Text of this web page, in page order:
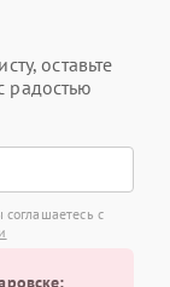
оставьте
радостью
с